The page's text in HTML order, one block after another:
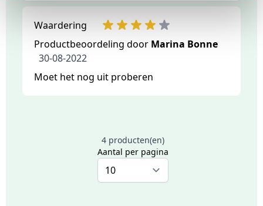
Waardering
Productbeoordeling door Marina Bonne
30-08-2022
Moet het nog uit proberen
4 producten(en)
Aantal per pagina